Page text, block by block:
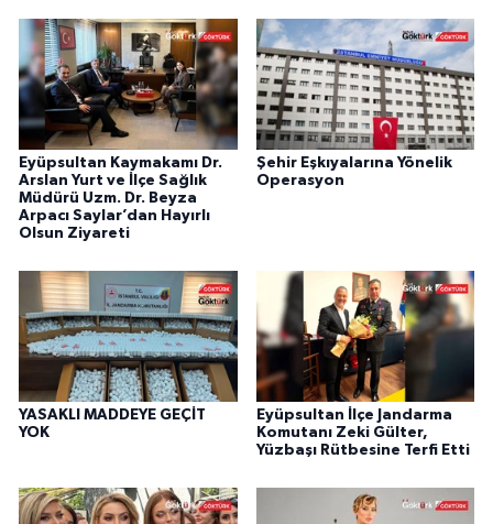
Eyüpsultan Kaymakamı Dr.
Arslan Yurt ve İlçe Sağlık
Müdürü Uzm. Dr. Beyza
Arpacı Saylar’dan Hayırlı
Olsun Ziyareti
Şehir Eşkıyalarına Yönelik
Operasyon
YASAKLI MADDEYE GEÇİT
YOK
Eyüpsultan İlçe Jandarma
Komutanı Zeki Gülter,
Yüzbaşı Rütbesine Terfi Etti